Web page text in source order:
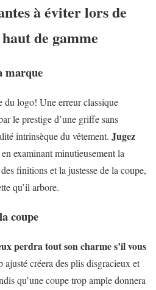
à éviter lors de
de gamme
marque
du logo! Une erreur classique
le prestige d’une griffe sans
intrinsèque du vêtement. Jugez
en examinant minutieusement la
finitions et la justesse de la coupe,
qu’il arbore.
coupe
perdra tout son charme s’il vous
ajusté créera des plis disgracieux et
qu’une coupe trop ample donnera